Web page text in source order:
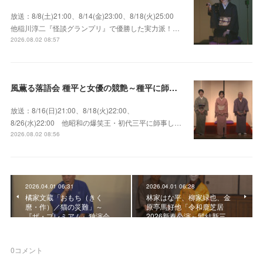
放送：8/8(土)21:00、8/14(金)23:00、8/18(火)25:00
他稲川淳二『怪談グランプリ』で優勝した実力派！…
2026.08.02 08:57
風薫る落語会 種平と女優の競艶～種平に師事した女優たちが百花繚乱に咲き誇る大人気落語会
放送：8/16(日)21:00、8/18(火)22:00、
8/26(水)22:00 他昭和の爆笑王・初代三平に師事し…
2026.08.02 08:56
2026.04.01 06:31
橘家文蔵「おもち（きく
麿・作）／猫の災難」～
『ザ・プレミアム』独演会
2026.04.01 06:28
林家はな平、柳家緑也、金
原亭馬好他「令和鹿芝居
2026新春公演～髪結新三…
0コメント